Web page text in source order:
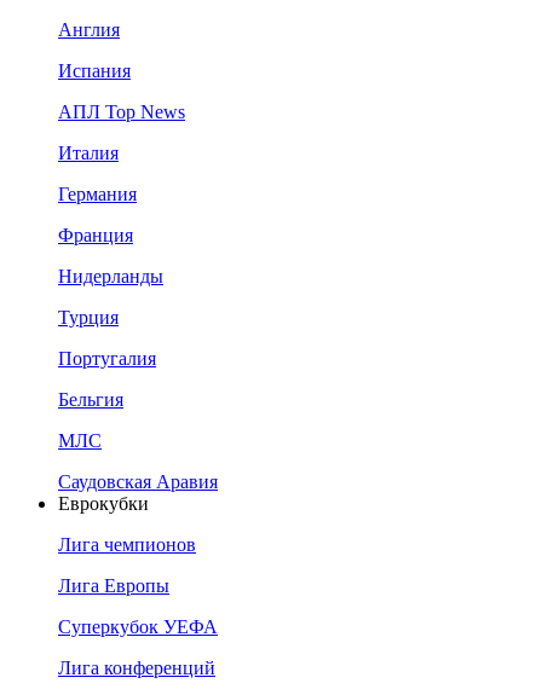
Англия
Испания
АПЛ Top News
Италия
Германия
Франция
Нидерланды
Турция
Португалия
Бельгия
МЛС
Саудовская Аравия
Еврокубки
Лига чемпионов
Лига Европы
Суперкубок УЕФА
Лига конференций